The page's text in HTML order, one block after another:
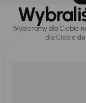
Wybieramy dla Ciebie
dla Ciebie